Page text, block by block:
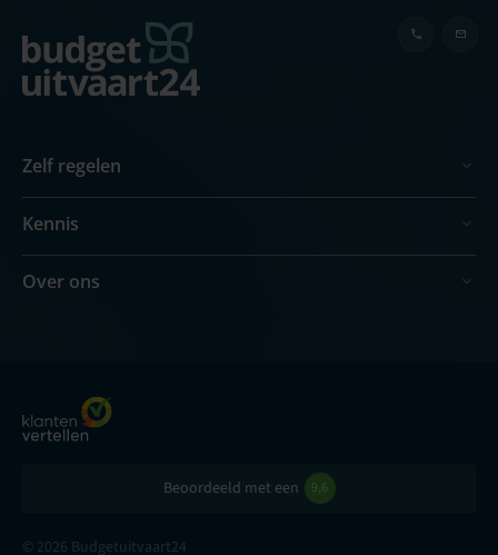
Zelf regelen
Kennis
Over ons
Beoordeeld met een 9,6
© 2026 Budgetuitvaart24